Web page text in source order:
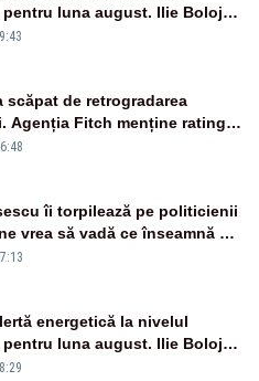
pentru luna august. Ilie Bolojan
și posibile restricții –
scăpat de retrogradarea
Agenția Fitch menține ratingul
perspectivă negativă
îi torpilează pe politicienii
vrea să vadă ce înseamnă să
uită la România
energetică la nivelul
pentru luna august. Ilie Bolojan
și posibile restricții –